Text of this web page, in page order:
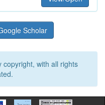
Scholar
copyright, with all rights